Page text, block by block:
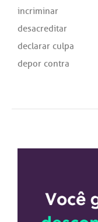
incriminar
desacreditar
declarar culpa
depor contra